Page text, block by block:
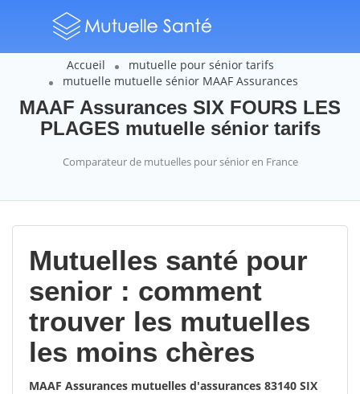
Accueil
mutuelle pour sénior tarifs
mutuelle mutuelle sénior MAAF Assurances
MAAF Assurances SIX FOURS LES
PLAGES mutuelle sénior tarifs
Comparateur de mutuelles pour sénior en France
Mutuelles santé pour
senior : comment
trouver les mutuelles
les moins chères
MAAF Assurances mutuelles d'assurances 83140 SIX